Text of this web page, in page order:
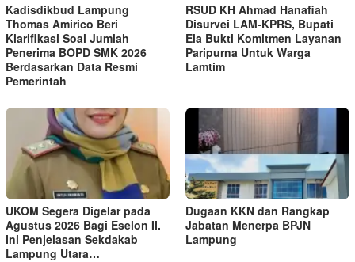
Kadisdikbud Lampung
Thomas Amirico Beri
Klarifikasi Soal Jumlah
Penerima BOPD SMK 2026
Berdasarkan Data Resmi
Pemerintah
RSUD KH Ahmad Hanafiah
Disurvei LAM-KPRS, Bupati
Ela Bukti Komitmen Layanan
Paripurna Untuk Warga
Lamtim
UKOM Segera Digelar pada
Agustus 2026 Bagi Eselon II.
Ini Penjelasan Sekdakab
Lampung Utara…
Dugaan KKN dan Rangkap
Jabatan Menerpa BPJN
Lampung